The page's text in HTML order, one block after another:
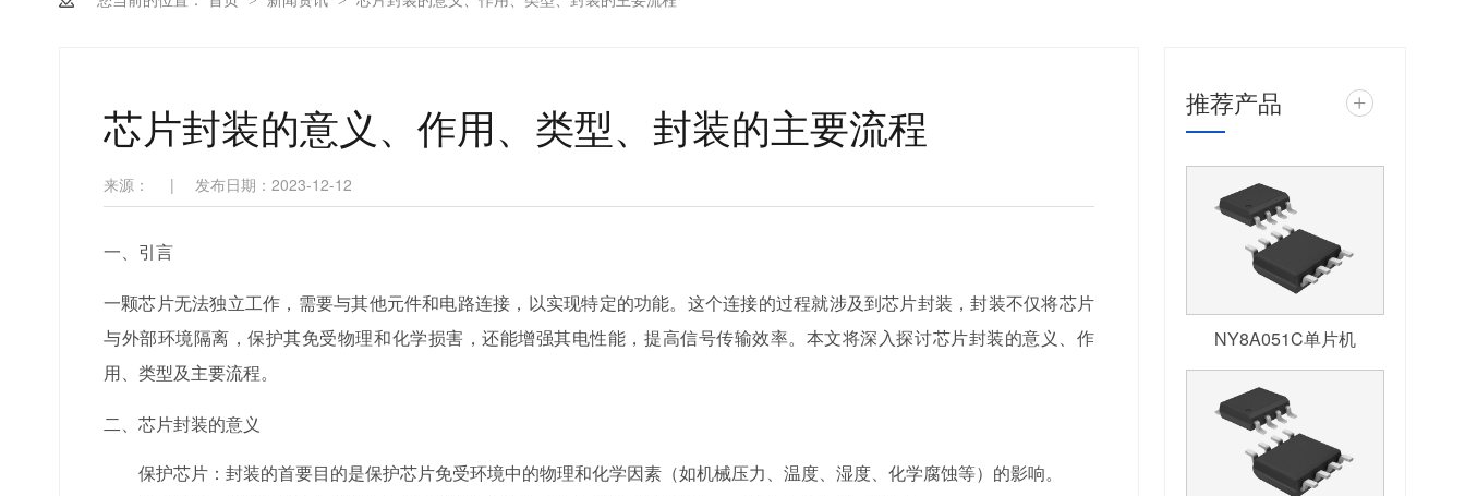
芯片封装的意义、作用、类型、封装的主要流程
来源： | 发布日期：2023-12-12
一、引言
一颗芯片无法独立工作，需要与其他元件和电路连接，以实现特定的功能。这个连接的过程就涉及到芯片封装，封装不仅将芯片
与外部环境隔离，保护其免受物理和化学损害，还能增强其电性能，提高信号传输效率。本文将深入探讨芯片封装的意义、作
用、类型及主要流程。
二、芯片封装的意义
保护芯片：封装的首要目的是保护芯片免受环境中的物理和化学因素（如机械压力、温度、湿度、化学腐蚀等）的影响。
推荐产品 +
NY8A051C单片机